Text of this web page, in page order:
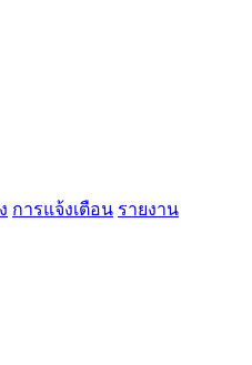
การแจ้งเตือน รายงาน